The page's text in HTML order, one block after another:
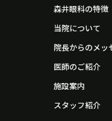
森井眼科の特徴
当院について
院長からのメッ
医師のご紹介
施設案内
スタッフ紹介